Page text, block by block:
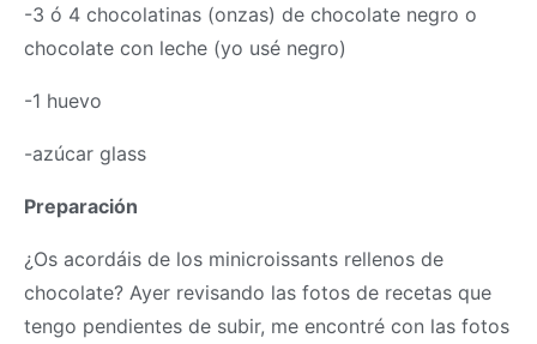
-3 ó 4 chocolatinas (onzas) de chocolate negro o
chocolate con leche (yo usé negro)
-1 huevo
-azúcar glass
Preparación
¿Os acordáis de los minicroissants rellenos de
chocolate? Ayer revisando las fotos de recetas que
tengo pendientes de subir, me encontré con las fotos